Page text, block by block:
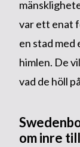
var ett enat
en stad med
himlen. De
vad de höll
om inre